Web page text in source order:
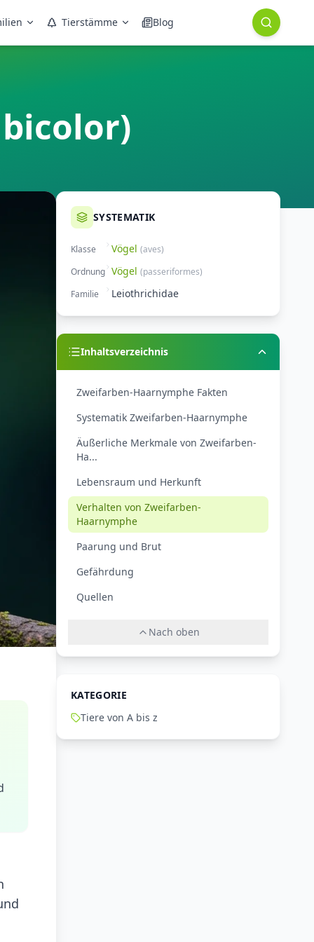
Tierstämme Blog
SYSTEMATIK
Klasse Vögel (aves)
Ordnung Vögel (passeriformes)
Familie
Leiothrichidae
Inhaltsverzeichnis
Zweifarben-Haarnymphe Fakten
Systematik Zweifarben-Haarnymphe
Äußerliche Merkmale von Zweifarben-
Ha...
Lebensraum und Herkunft
Verhalten von Zweifarben-
Haarnymphe
Paarung und Brut
Gefährdung
Quellen
Nach oben
KATEGORIE
Tiere von A bis z